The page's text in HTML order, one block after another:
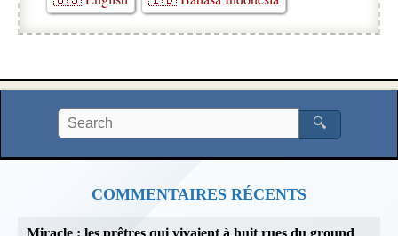
🔍
COMMENTAIRES RÉCENTS
Miracle : les prêtres qui vivaient à huit rues du ground